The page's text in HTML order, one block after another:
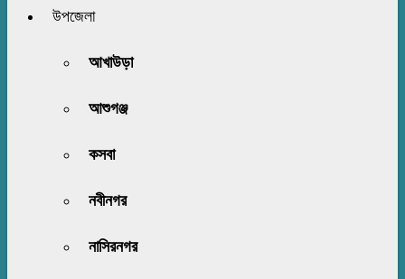
উপজেলা
আখাউড়া
আশুগঞ্জ
কসবা
নবীনগর
নাসিরনগর